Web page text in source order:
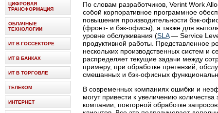
По словам разработчиков, Verint Work
собой корпоративное программное
повышения производительности бэк-
(фронт- и бэк-офисы), а также для
уровне обслуживания (SLA— Service
продуктивной работы. Представленное
нескольких производственных систем и
распределяет текущие задачи между
примеру, при обработке претензий,
смешанных и бэк-офисных
В современных компаниях ошибки и
могут привести к увеличению количества
компании, повторной обработке
ЦИФРОВАЯ
ТРАНСФОРМАЦИЯ
ОБЛАЧНЫЕ
ТЕХНОЛОГИИ
ИТ В ГОССЕКТОРЕ
ИТ В БАНКАХ
ИТ В ТОРГОВЛЕ
ТЕЛЕКОМ
ИНТЕРНЕТ